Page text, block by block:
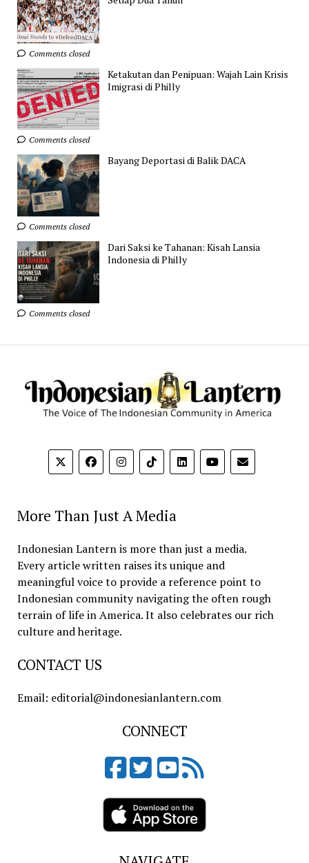
Comments closed
Ketakutan dan Penipuan: Wajah Lain Krisis
Imigrasi di Philly
Comments closed
Bayang Deportasi di Balik DACA
Comments closed
Dari Saksi ke Tahanan: Kisah Lansia
Indonesia di Philly
Comments closed
More Than Just A Media
Indonesian Lantern is more than just a media.
Every article written raises its unique and
meaningful voice to provide a reference point to
Indonesian community navigating the often rough
terrain of life in America. It also celebrates our rich
culture and heritage.
CONTACT US
Email: editorial@indonesianlantern.com
CONNECT